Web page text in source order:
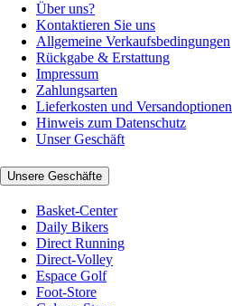
Über uns?
Kontaktieren Sie uns
Allgemeine Verkaufsbedingungen
Rückgabe & Erstattung
Impressum
Zahlungsarten
Lieferkosten und Versandoptionen
Hinweis zum Datenschutz
Unser Geschäft
Unsere Geschäfte
Basket-Center
Daily Bikers
Direct Running
Direct-Volley
Espace Golf
Foot-Store